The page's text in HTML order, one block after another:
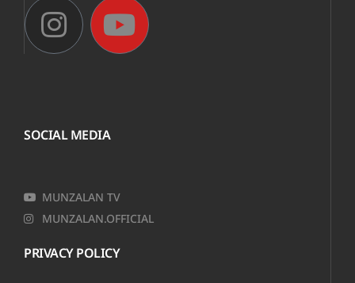
SOCIAL MEDIA
MUNZALAN TV
MUNZALAN.OFFICIAL
PRIVACY POLICY